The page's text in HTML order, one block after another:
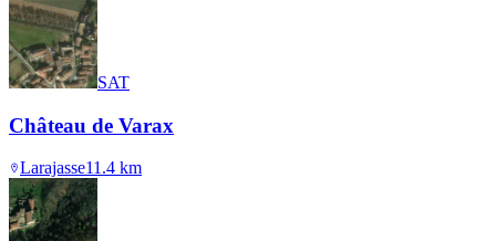
SAT
Château de Varax
Larajasse11.4 km